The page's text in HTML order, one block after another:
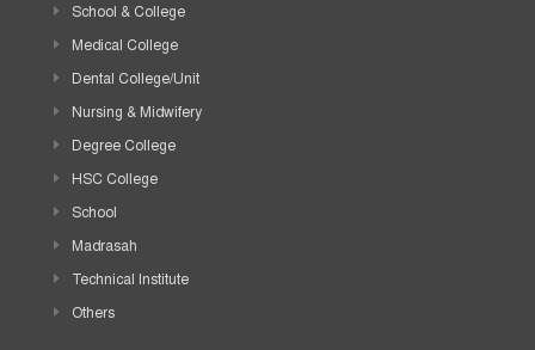
School & College
Medical College
Dental College/Unit
Nursing & Midwifery
Degree College
HSC College
School
Madrasah
Technical Institute
Others